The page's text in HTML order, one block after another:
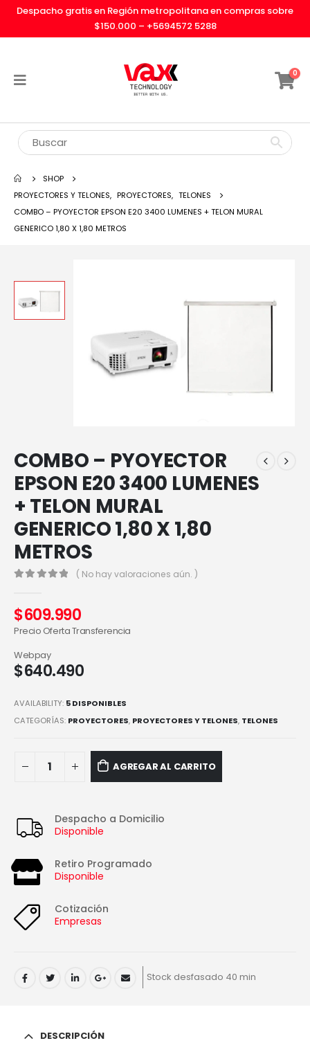
Despacho gratis en Región metropolitana en compras sobre
$150.000 – +5694572 5288
0
SHOP
PROYECTORES Y TELONES, PROYECTORES, TELONES
COMBO – PYOYECTOR EPSON E20 3400 LUMENES + TELON MURAL
GENERICO 1,80 X 1,80 METROS
COMBO – PYOYECTOR
EPSON E20 3400 LUMENES
+ TELON MURAL
GENERICO 1,80 X 1,80
METROS
( No hay valoraciones aún. )
$609.990
Precio Oferta Transferencia
$640.490
Webpay
AVAILABILITY: 5 DISPONIBLES
CATEGORÍAS: PROYECTORES, PROYECTORES Y TELONES, TELONES
AGREGAR AL CARRITO
Despacho a Domicilio
Disponible
Retiro Programado
Disponible
Cotización
Empresas
Stock desfasado 40 min
DESCRIPCIÓN